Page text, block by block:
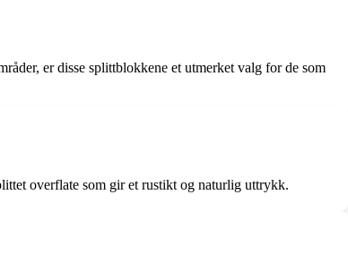
er disse splittblokkene et utmerket valg for de som
overflate som gir et rustikt og naturlig uttrykk.